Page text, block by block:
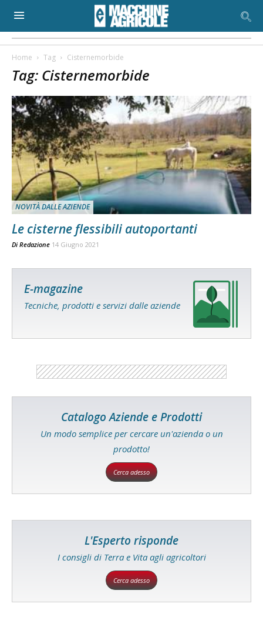
Home Tag Cisternemorbide
Tag: Cisternemorbide
NOVITÀ DALLE AZIENDE
Le cisterne flessibili autoportanti
Di Redazione 14 Giugno 2021
E-magazine
Tecniche, prodotti e servizi dalle aziende
Catalogo Aziende e Prodotti
Un modo semplice per cercare un'azienda o un
prodotto!
Cerca adesso
L'Esperto risponde
I consigli di Terra e Vita agli agricoltori
Cerca adesso